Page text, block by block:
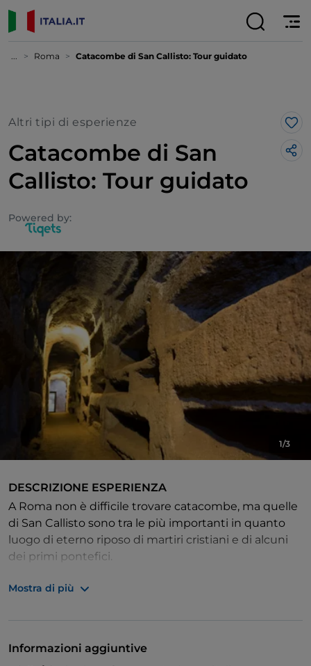
... Roma Catacombe di San Callisto: Tour guidato
Altri tipi di esperienze
Catacombe di San
Callisto: Tour guidato
Powered by:
1/3
DESCRIZIONE ESPERIENZA
A Roma non è difficile trovare catacombe, ma quelle
di San Callisto sono tra le più importanti in quanto
luogo di eterno riposo di martiri cristiani e di alcuni
dei primi pontefici.
Con questi biglietti per le Catacombe di San Callisto
al III secolo. Custodiscono i resti di mezzo milione di
cristiani! Scoprirai il significato dei misteriosi simboli
Mostra di più
Informazioni aggiuntive